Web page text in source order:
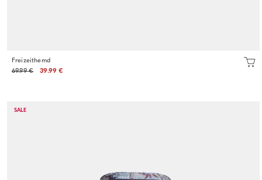
Freizeithemd
69.99 €
39.99 €
SALE